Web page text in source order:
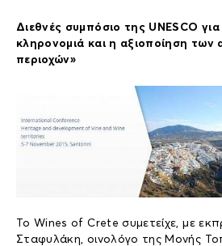
Διεθνές συμπόσιο της ‪UNESCO‬
κληρονομιά και η αξιοποίηση των
περιοχών»
Το Wines of Crete συμετείχε, με
Σταφυλάκη, οινολόγο της Μονής